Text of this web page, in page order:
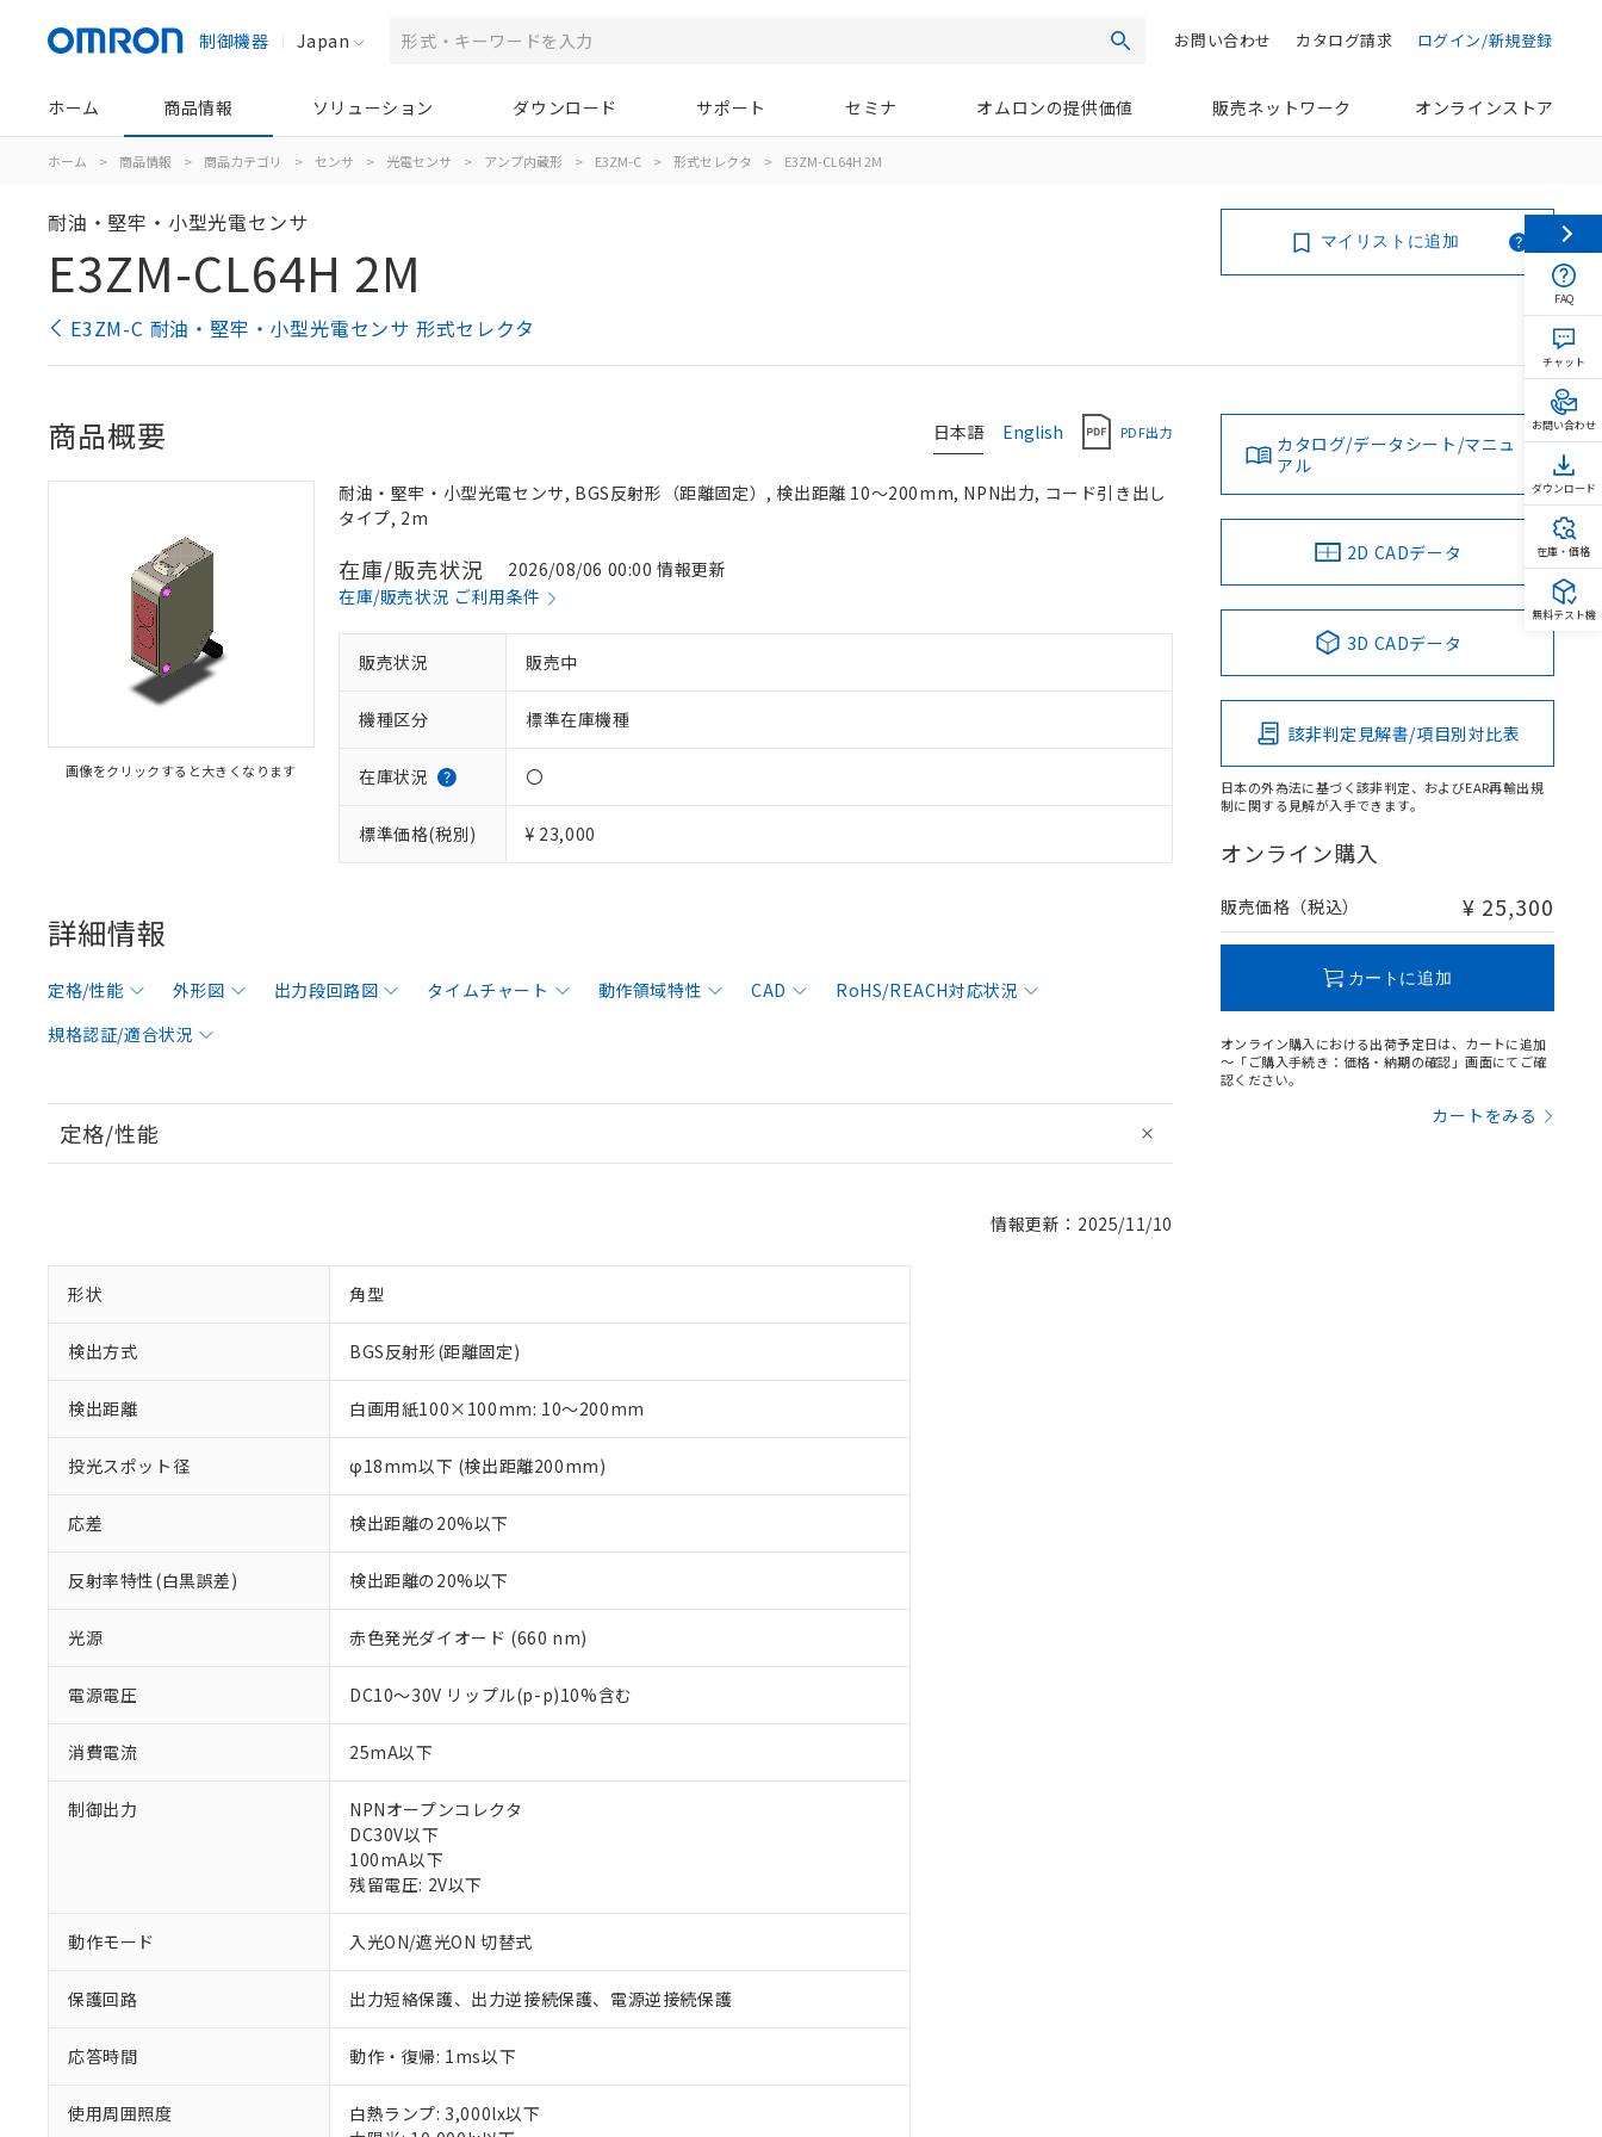
制御機器 Japan 検索 ログイン/新規登録
カタログ請求
お問い合わせ
ホーム 商品情報 ソリューション ダウンロード サポート セミナ オムロンの提供価値 販売ネットワーク オンラインストア
ホーム > 商品情報 > 商品カテゴリ > センサ > 光電センサ > アンプ内蔵形 > E3ZM-C > 形式セレクタ > E3ZM-CL64H 2M
耐油・堅牢・小型光電センサ
E3ZM-CL64H 2M
E3ZM-C 耐油・堅牢・小型光電センサ 形式セレクタ
マイリストに追加
日本語 English PDF出力
商品概要
画像をクリックすると大きくなります
耐油・堅牢・小型光電センサ, BGS反射形（距離固定）, 検出距離 10～200mm, NPN出力, コード引き出し
タイプ, 2m
在庫/販売状況
2026/08/06 00:00 情報更新
在庫/販売状況 ご利用条件
販売状況 販売中
機種区分 標準在庫機種
在庫状況 〇
標準価格(税別) ¥ 23,000
詳細情報
定格/性能 外形図 出力段回路図 タイムチャート 動作領域特性 CAD
RoHS/REACH対応状況
規格認証/適合状況
定格/性能
情報更新：2025/11/10
形状 角型
検出方式 BGS反射形(距離固定)
検出距離 白画用紙100×100mm: 10～200mm
投光スポット径 φ18mm以下 (検出距離200mm)
応差 検出距離の20%以下
反射率特性(白黒誤差) 検出距離の20%以下
光源 赤色発光ダイオード (660 nm)
電源電圧 DC10～30V リップル(p-p)10%含む
消費電流 25mA以下
制御出力
NPNオープンコレクタ
DC30V以下
100mA以下
残留電圧: 2V以下
動作モード 入光ON/遮光ON 切替式
保護回路 出力短絡保護、出力逆接続保護、電源逆接続保護
応答時間 動作・復帰: 1ms以下
使用周囲照度
白熱ランプ: 3,000lx以下
カタログ/データシート/マニュ
アル
2D CADデータ
3D CADデータ
該非判定見解書/項目別対比表
日本の外為法に基づく該非判定、およびEAR再輸出規
制に関する見解が入手できます。
オンライン購入
販売価格（税込） ¥ 25,300
カートに追加
オンライン購入における出荷予定日は、カートに追加
～「ご購入手続き：価格・納期の確認」画面にてご確
認ください。
カートをみる
ご利用条件
以下の条件をお読みいただき、同意のうえご利用ください。
※1 対応状況
対応済み：EU RoHS指令（10物質）の非含有に対応した製品が提供可能な商品です。
対応予定：EU RoHS指令（10物質）の非含有に対応した製品に切り替える予定のある商品です。
対応予定なし：EU RoHS指令（10物質）の非含有に非対応の商品で、対応品を出す予定はありません。
非該当品：ライセンス料など無形物で、有害物質有無と関係のない商品です。
仕入先様の事情により、非含有部品としていたものが、含有品と判明した場合などやむを得ず変更すること
※1 中国RoHS○×表
「○」：最大均質材料含有率が中国RoHSの基準値以下であることを示します。
FAQ
チャット
お問い合わせ
ダウンロード
在庫・価格
無料テスト機